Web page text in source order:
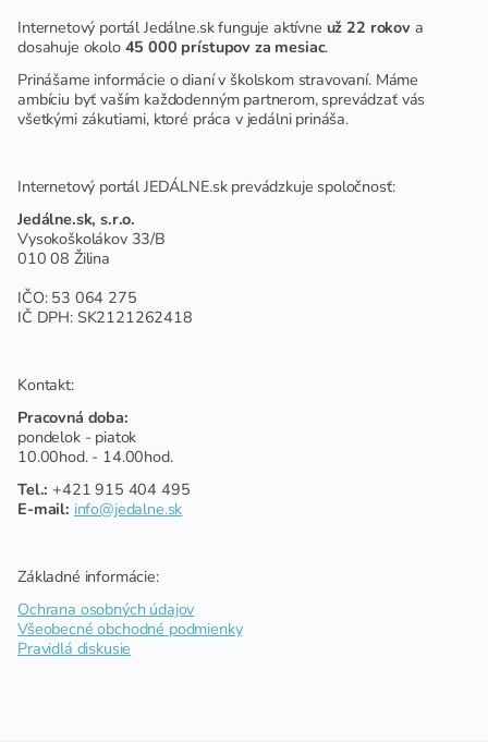
Internetový portál Jedálne.sk funguje aktívne už 22 rokova
dosahuje okolo 45 000 prístupov za mesiac.
Prinášame informácie o dianí v školskom stravovaní. Máme
ambíciu byť vaším každodenným partnerom, sprevádzať vás
všetkými zákutiami, ktoré práca v jedálni prináša.
Internetový portál JEDÁLNE.sk prevádzkuje spoločnosť:
Jedálne.sk, s.r.o.
Vysokoškolákov 33/B
010 08 Žilina
IČO: 53 064 275
IČ DPH: SK2121262418
Kontakt:
Pracovná doba:
pondelok - piatok
10.00hod. - 14.00hod.
Tel.: +421 915 404 495
E-mail: info@jedalne.sk
Základné informácie:
Ochrana osobných údajov
Všeobecné obchodné podmienky
Pravidlá diskusie